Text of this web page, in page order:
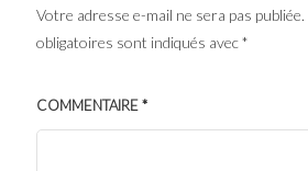
Votre adresse e-mail ne sera pas publiée.
obligatoires sont indiqués avec*
COMMENTAIRE*